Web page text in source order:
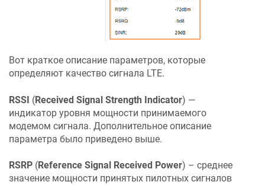
Вот краткое описание параметров, которые
определяют качество сигнала LTE.
RSSI (Received Signal Strength Indicator) —
индикатор уровня мощности принимаемого
модемом сигнала. Дополнительное описание
параметра было приведено выше.
RSRP (Reference Signal Received Power) – среднее
значение мощности принятых пилотных сигналов